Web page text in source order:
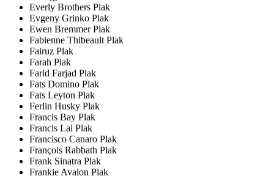
Everly Brothers Plak
Evgeny Grinko Plak
Ewen Bremmer Plak
Fabienne Thibeault Plak
Fairuz Plak
Farah Plak
Farid Farjad Plak
Fats Domino Plak
Fats Leyton Plak
Ferlin Husky Plak
Francis Bay Plak
Francis Lai Plak
Francisco Canaro Plak
François Rabbath Plak
Frank Sinatra Plak
Frankie Avalon Plak